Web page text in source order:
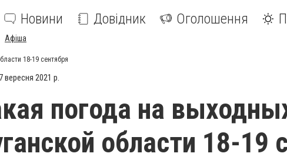
Новини Довідник Оголошення
Афіша
18-19 сентября
вересня 2021 р.
погода на
области 18-19